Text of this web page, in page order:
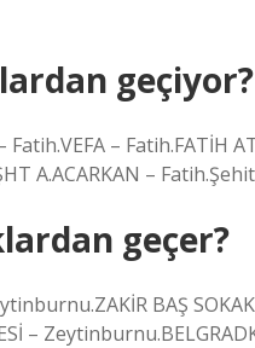
geçiyor?
– Fatih.FATİH
A.ACARKAN –
geçer?
BAŞ
–